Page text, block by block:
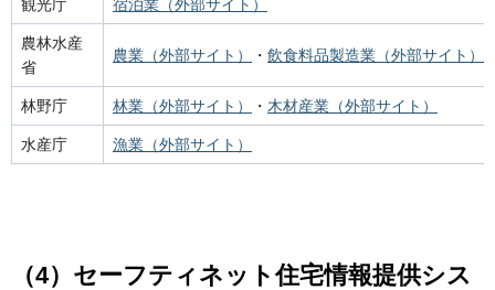
観光庁 宿泊業（外部サイト）
農林水産
省
農業（外部サイト） ・ 飲食料品製造業（外部サイト）
林野庁 林業（外部サイト） ・ 木材産業（外部サイト）
水産庁 漁業（外部サイト）
（4）セーフティネット住宅情報提供シス